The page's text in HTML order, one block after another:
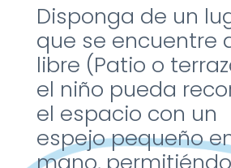
Disponga de un
que se encuentre
libre (Patio o
el niño pueda
el espacio con un
espejopequeño